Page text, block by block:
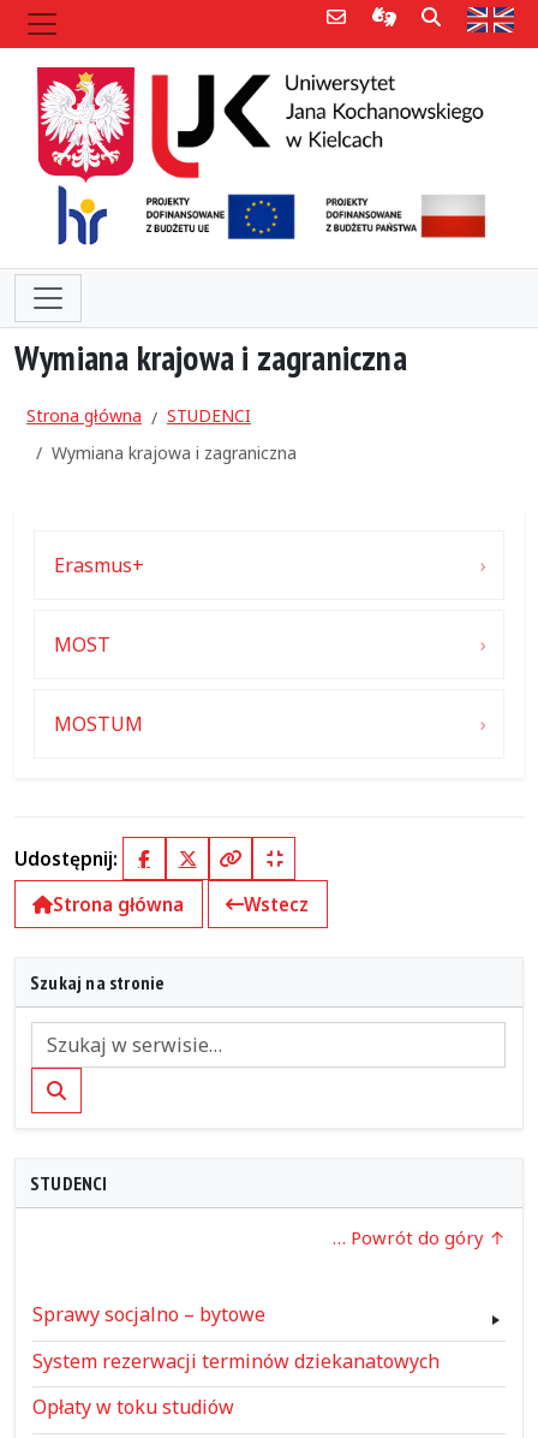
Poczta e-mailInformacje dla
Szukaj
Wymiana krajowa i zagraniczna
Strona główna
STUDENCI
Wymiana krajowa i zagraniczna
Erasmus+
MOST
MOSTUM
Udostępnij: FacebookX (Twitter)
Kopiuj pełny link
Kopiuj krótki link
Strona główna
Wstecz
Szukaj na stronie
Szukaj
STUDENCI
… Powrót do góry
Sprawy socjalno – bytowe
System rezerwacji terminów dziekanatowych
Opłaty w toku studiów